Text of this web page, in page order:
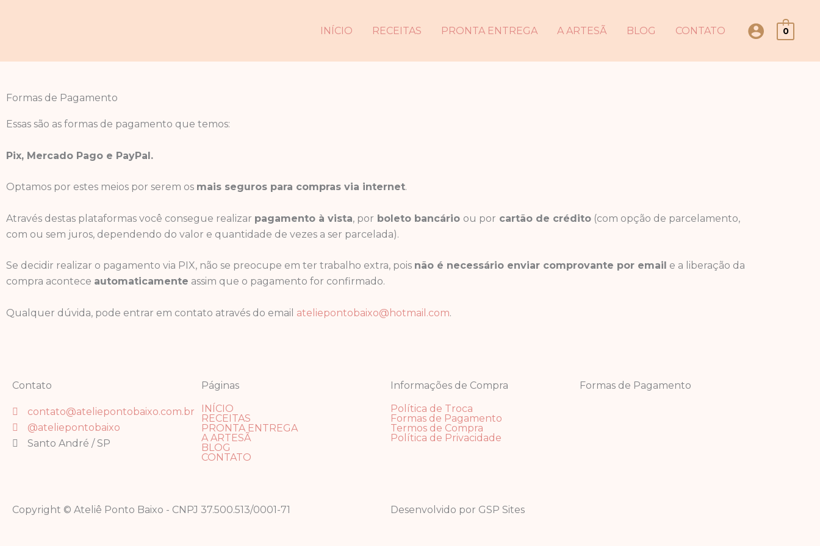
INÍCIO RECEITAS PRONTA ENTREGA A ARTESÃ BLOG CONTATO 0
Formas de Pagamento
Essas são as formas de pagamento que temos:
Pix, Mercado Pago e PayPal.
Optamos por estes meios por serem os mais seguros para compras via internet.
Através destas plataformas você consegue realizar pagamento à vista, por boleto bancário ou por cartão de crédito (com opção de parcelamento,
com ou sem juros, dependendo do valor e quantidade de vezes a ser parcelada).
Se decidir realizar o pagamento via PIX, não se preocupe em ter trabalho extra, pois não é necessário enviar comprovante por email e a liberação da
compra acontece automaticamente assim que o pagamento for confirmado.
Qualquer dúvida, pode entrar em contato através do email ateliepontobaixo@hotmail.com.
Contato
contato@ateliepontobaixo.com.br
@ateliepontobaixo
Santo André / SP
Páginas
INÍCIO
RECEITAS
PRONTA ENTREGA
A ARTESÃ
BLOG
CONTATO
Informações de Compra
Política de Troca
Formas de Pagamento
Termos de Compra
Política de Privacidade
Formas de Pagamento
Copyright © Ateliê Ponto Baixo - CNPJ 37.500.513/0001-71 Desenvolvido por GSP Sites